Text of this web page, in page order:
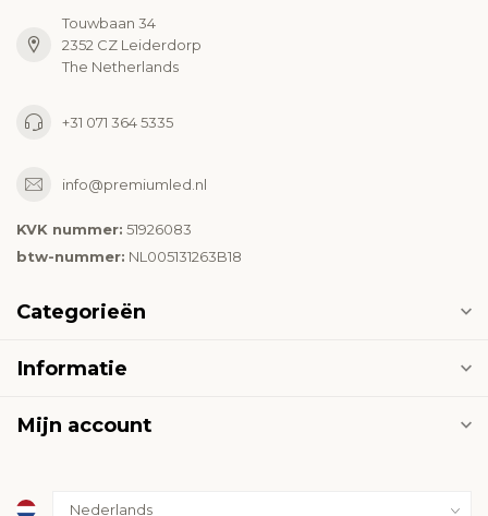
Touwbaan 34
2352 CZ Leiderdorp
The Netherlands
+31 071 364 5335
info@premiumled.nl
KVK nummer: 51926083
btw-nummer: NL005131263B18
Categorieën
Informatie
Mijn account